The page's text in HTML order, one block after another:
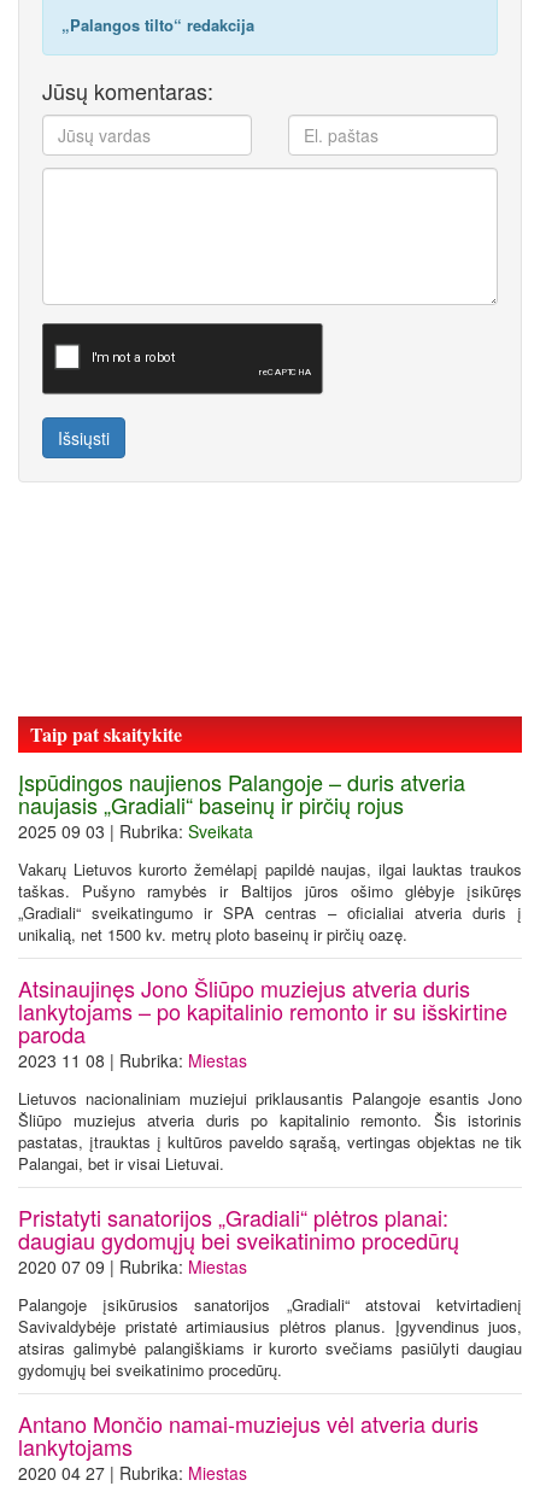
„Palangos tilto“ redakcija
Jūsų komentaras:
Išsiųsti
Taip pat skaitykite
Įspūdingos naujienos Palangoje – duris atveria
naujasis „Gradiali“ baseinų ir pirčių rojus
2025 09 03 | Rubrika: Sveikata
Vakarų Lietuvos kurorto žemėlapį papildė naujas, ilgai lauktas traukos
taškas. Pušyno ramybės ir Baltijos jūros ošimo glėbyje įsikūręs
„Gradiali“ sveikatingumo ir SPA centras – oficialiai atveria duris į
unikalią, net 1500 kv. metrų ploto baseinų ir pirčių oazę.
Atsinaujinęs Jono Šliūpo muziejus atveria duris
lankytojams – po kapitalinio remonto ir su išskirtine
paroda
2023 11 08 | Rubrika: Miestas
Lietuvos nacionaliniam muziejui priklausantis Palangoje esantis Jono
Šliūpo muziejus atveria duris po kapitalinio remonto. Šis istorinis
pastatas, įtrauktas į kultūros paveldo sąrašą, vertingas objektas ne tik
Palangai, bet ir visai Lietuvai.
Pristatyti sanatorijos „Gradiali“ plėtros planai:
daugiau gydomųjų bei sveikatinimo procedūrų
2020 07 09 | Rubrika: Miestas
Palangoje įsikūrusios sanatorijos „Gradiali“ atstovai ketvirtadienį
Savivaldybėje pristatė artimiausius plėtros planus. Įgyvendinus juos,
atsiras galimybė palangiškiams ir kurorto svečiams pasiūlyti daugiau
gydomųjų bei sveikatinimo procedūrų.
Antano Mončio namai-muziejus vėl atveria duris
lankytojams
2020 04 27 | Rubrika: Miestas